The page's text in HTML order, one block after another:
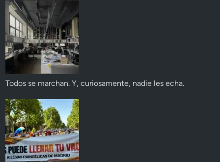
Todos se marchan. Y, curiosamente, nadie les echa.